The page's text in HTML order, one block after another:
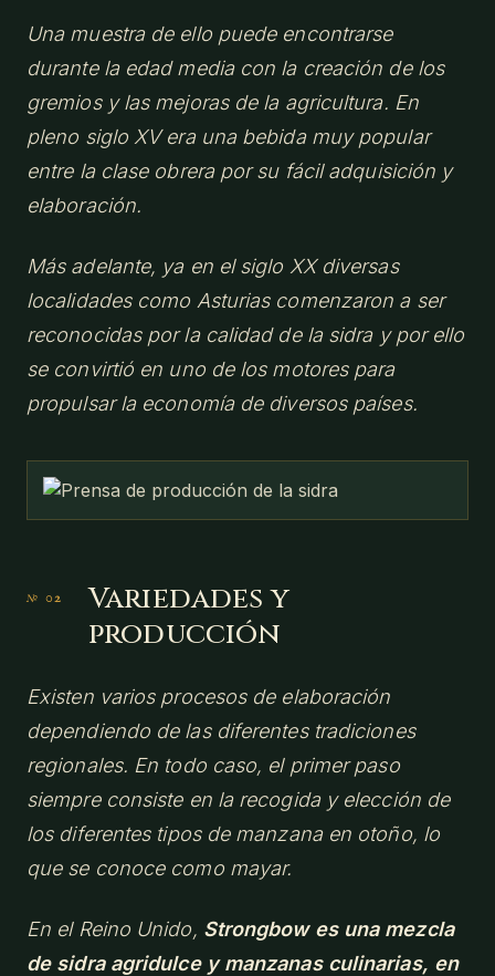
Una muestra de ello puede encontrarse
durante la edad media con la creación de los
gremios y las mejoras de la agricultura. En
pleno siglo XV era una bebida muy popular
entre la clase obrera por su fácil adquisición y
elaboración.
Más adelante, ya en el siglo XX diversas
localidades como Asturias comenzaron a ser
reconocidas por la calidad de la sidra y por ello
se convirtió en uno de los motores para
propulsar la economía de diversos países.
Variedades y
producción
Existen varios procesos de elaboración
dependiendo de las diferentes tradiciones
regionales. En todo caso, el primer paso
siempre consiste en la recogida y elección de
los diferentes tipos de manzana en otoño, lo
que se conoce como mayar.
En el Reino Unido, Strongbow es una mezcla
de sidra agridulce y manzanas culinarias, en